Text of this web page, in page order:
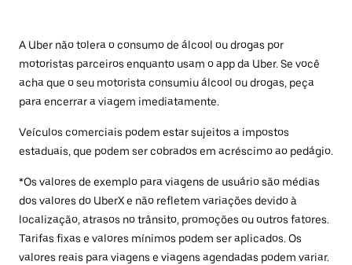
A Uber não tolera o consumo de álcool ou drogas por
motoristas parceiros enquanto usam o app da Uber. Se você
acha que o seu motorista consumiu álcool ou drogas, peça
para encerrar a viagem imediatamente.
Veículos comerciais podem estar sujeitos a impostos
estaduais, que podem ser cobrados em acréscimo ao pedágio.
*Os valores de exemplo para viagens de usuário são médias
dos valores do UberX e não refletem variações devido à
localização, atrasos no trânsito, promoções ou outros fatores.
Tarifas fixas e valores mínimos podem ser aplicados. Os
valores reais para viagens e viagens agendadas podem variar.